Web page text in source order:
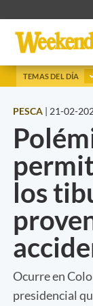
TEMAS DEL DÍA
PESCA | 21-02-
los
Ocurre en
presidencial